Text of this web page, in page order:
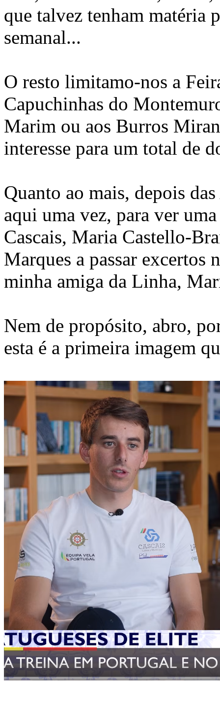
que talvez tenham matéria
semanal...
O resto limitamo-nos a
Capuchinhas do
Marim ou aos Burros
interesse para um total de
Quanto ao mais, depois
aqui uma vez, para ver
Cascais, Maria Castello-
Marques a passar excertos
minha amiga da Linha,
Nem de propósito, abro,
esta é a primeira imagem